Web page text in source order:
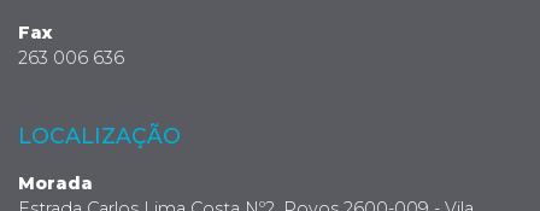
Fax
263 006 636
LOCALIZAÇÃO
Morada